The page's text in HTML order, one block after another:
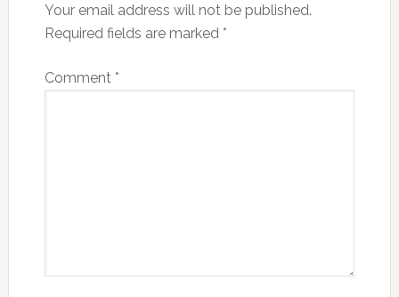
Your email address will not be published.
Required fields are marked *
Comment *